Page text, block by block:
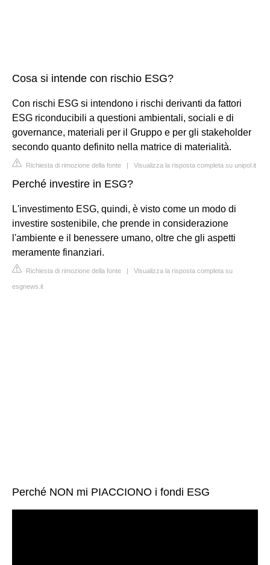
Cosa si intende con rischio ESG?
Con rischi ESG si intendono i rischi derivanti da fattori
ESG riconducibili a questioni ambientali, sociali e di
governance, materiali per il Gruppo e per gli stakeholder
secondo quanto definito nella matrice di materialità.
Richiesta di rimozione della fonte | Visualizza la risposta completa su unipol.it
Perché investire in ESG?
L'investimento ESG, quindi, è visto come un modo di
investire sostenibile, che prende in considerazione
l'ambiente e il benessere umano, oltre che gli aspetti
meramente finanziari.
Richiesta di rimozione della fonte | Visualizza la risposta completa su
esgnews.it
Perché NON mi PIACCIONO i fondi ESG